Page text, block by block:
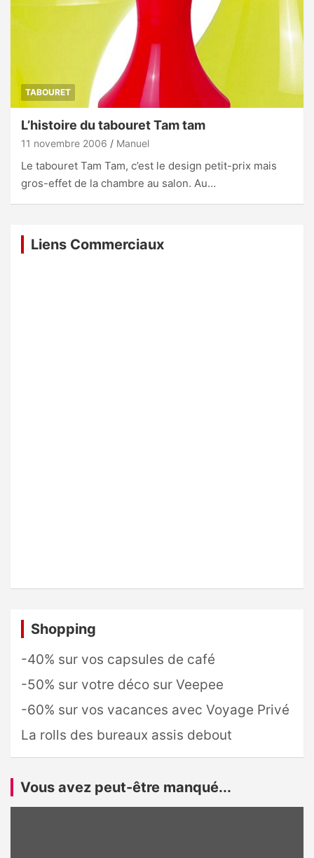
TABOURET
L’histoire du tabouret Tam tam
11 novembre 2006 Manuel
Le tabouret Tam Tam, c’est le design petit-prix mais
gros-effet de la chambre au salon. Au…
Liens Commerciaux
Shopping
-40% sur vos capsules de café
-50% sur votre déco sur Veepee
-60% sur vos vacances avec Voyage Privé
La rolls des bureaux assis debout
Vous avez peut-être manqué...